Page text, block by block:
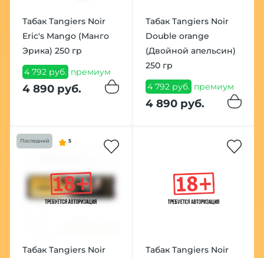
Табак Tangiers Noir
Eric's Mango (Манго
Эрика) 250 гр
4 792 руб. премиум
4 890 руб.
Табак Tangiers Noir
Double orange
(Двойной апельсин)
250 гр
4 792 руб. премиум
4 890 руб.
Последний 5
Табак Tangiers Noir
Табак Tangiers Noir